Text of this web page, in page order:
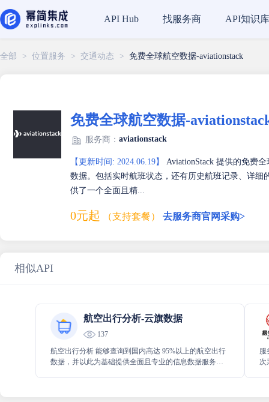
API Hub 找服务商 API知识库
全部 > 位置服务 > 交通动态 > 免费全球航空数据-aviationstack
免费全球航空数据-
服务商： aviationstack
【更新时间: 2024.06.19】
AviationStack 提供的免费
数据。包括实时航班状态，还有历史航班记录、详
供了一个全面且精...
0元起 （支持套餐） 去服务商官网采购>
相似API
航空出行分析-云旗数据
137
航空出行分析 能够查询到国内高达 95%以上的航空出行
数据，并以此为基础提供全面且专业的信息数据服务，
服
次